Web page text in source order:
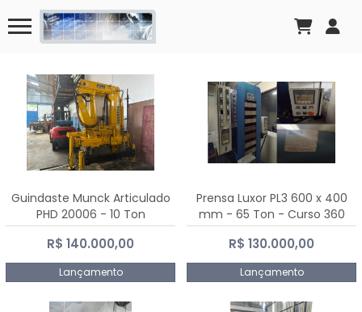
Guindaste Munck Articulado
PHD 20006 - 10 Ton
R$ 140.000,00
Lançamento
Prensa Luxor PL3 600 x 400
mm - 65 Ton - Curso 360
mm
R$ 130.000,00
Lançamento